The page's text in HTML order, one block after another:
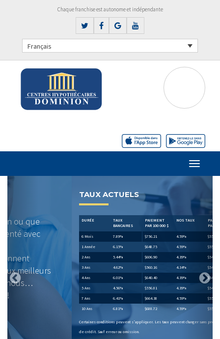
Chaque franchise est autonome et indépendante
Français
Next
DURÉE
BANCAIRES
PAIEMENT
NOS TAUX
PAIEMENT
PAR 100 000 $
ÉCONOMIES
6 Mois $756.21 4.59% $558.49 $197.72
$648.75 4.59% $558.49 $90.26
2 Ans $606.90 4.39% $547.37 $59.53
$560.16 4.34% $544.61 $15.55
4 Ans $640.40 4.39% $547.37 $93.03
4.56% $556.81 4.39% $547.37 $9.44
$664.38 4.59% $558.49 $105.89
$688.72 4.59% $558.49 $130.24
Certaines conditions peuvent s'appliquer. Les taux peuvent changer sans préavis. *Sur approbation
de crédit. Sauf erreur ou omission.